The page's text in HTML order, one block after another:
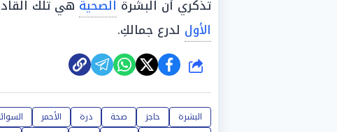
تذكري أن البشرة الصحية هي تلك
الأول لدرع جمالكِ.
شارك
البشرة حاجز صحة درة الأحمر